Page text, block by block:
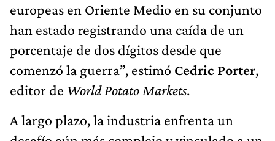
europeas en Oriente Medio en su conjunto
han estado registrando una caída de un
porcentaje de dos dígitos desde que
comenzó la guerra”, estimó Cedric Porter,
editor de World Potato Markets.
A largo plazo, la industria enfrenta un